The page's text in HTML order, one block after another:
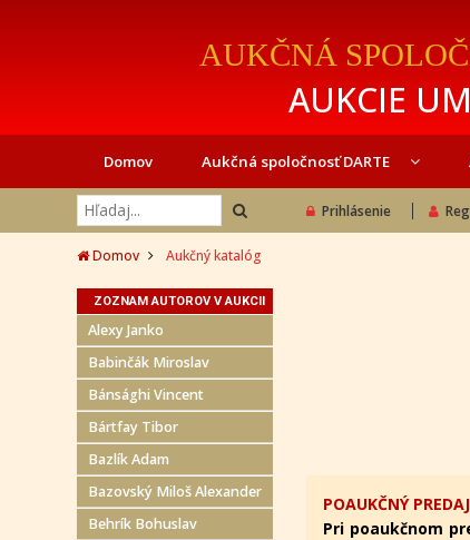
AUKČNÁ
AUKCIE
Domov Aukčná spoločnosť DARTE
Prihlásenie
Domov Aukčný katalóg
ZOZNAM AUTOROV V AUKCII
Alexy Janko
Babinčák Miroslav
Bánsághi Vincent
Bártfay Tibor
Bazlík Adam
Bazovský Miloš Alexander
Behrík Bohuslav
POAUKČNÝ
Pri poaukčnom